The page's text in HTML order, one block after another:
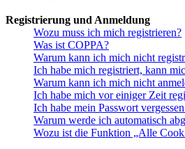
Registrierung und Anmeldung
Wozu muss ich mich registrieren?
Was ist COPPA?
Warum kann ich mich nicht
Ich habe mich registriert, kann
Warum kann ich mich nicht
Ich habe mich vor einiger Zeit
Ich habe mein Passwort
Warum werde ich automatisch
Wozu ist die Funktion „Alle